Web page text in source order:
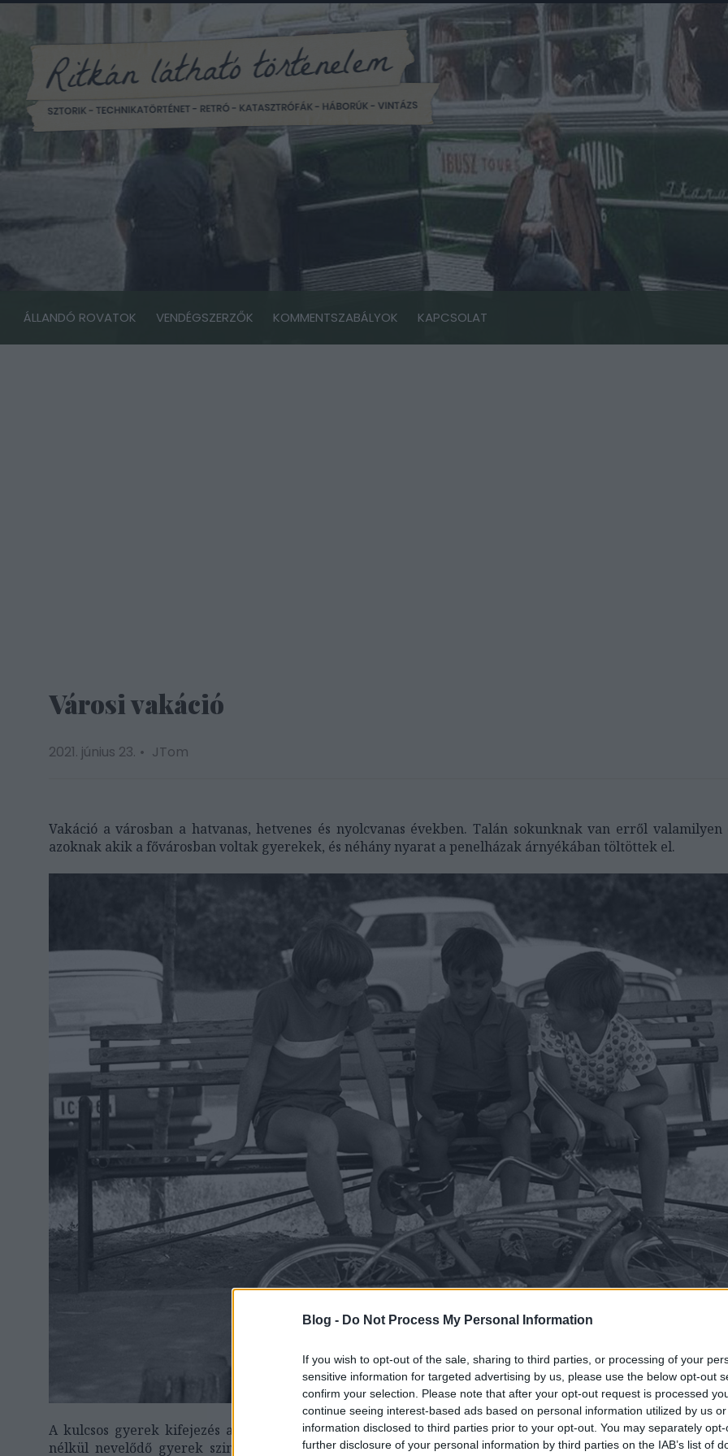
Blog - Do Not Process My Personal Information
If you wish to opt-out of the sale, sharing to third parties, or processing of your
sensitive information for targeted advertising by us, please use the below opt-out
confirm your selection. Please note that after your opt-out request is processed
continue seeing interest-based ads based on personal information utilized by us
information disclosed to third parties prior to your opt-out. You may separately
further disclosure of your personal information by third parties on the IAB’s list of
ÁLLANDÓ ROVATOK VENDÉGSZERZŐK KOMMENTSZABÁLYOK KAPCSOLAT
Városi vakáció
2021. június 23. JTom
Vakáció a városban a hatvanas, hetvenes és nyolcvanas években. Talán sokunknak van erről valamilyen
azoknak akik a fővárosban voltak gyerekek, és néhány nyarat a penelházak árnyékában töltöttek el.
A kulcsos gyerek kifejezés a nyolcvanas évek végére kezdett pejoratív fogalommá válni, a nagyvárosi
nélkül nevelődő gyerek szinonimájává válni. Pedig kulcsos gyereknek lenni nem feltétlenül volt rossz.